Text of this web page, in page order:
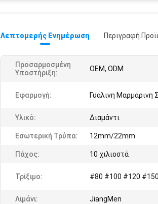
Λεπτομερής Ενημέρωση Περιγραφή
Προσαρμοσμένη
Υποστήριξη:
OEM, ODM
Εφαρμογή: Γυάλινη Μαρμάρινη
Υλικό: Διαμάντι
Εσωτερική Τρύπα: 12mm/22mm
Πάχος: 10 χιλιοστά
Τρίξιμο: #80 #100 #120
Λιμάνι: JiangMen